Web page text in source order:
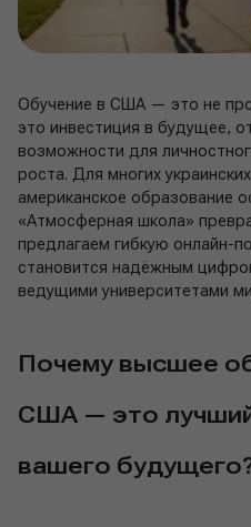
Обучение в США — это не
это инвестиция в будущее,
возможности для
роста. Для многих
американское образование
«Атмосферная школа»
предлагаем гибкую онлайн-
становится надёжным
ведущими университетами
Почему высшее
США — это
вашего